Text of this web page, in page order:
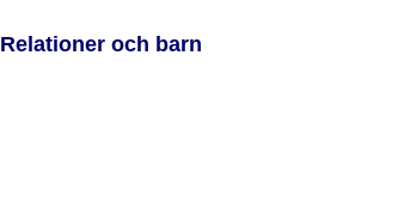
Relationer och barn